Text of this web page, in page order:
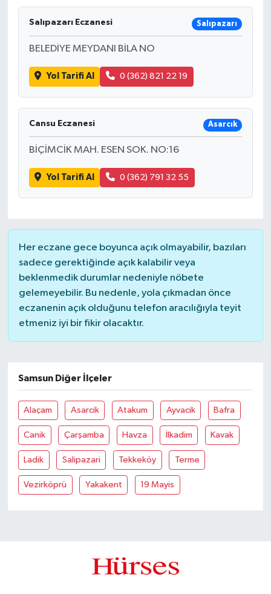
Salıpazarı Eczanesi Salıpazarı
BELEDİYE MEYDANI BİLA NO
Yol Tarifi Al 0 (362) 821 22 19
Cansu Eczanesi Asarcık
BİÇİMCİK MAH. ESEN SOK. NO:16
Yol Tarifi Al 0 (362) 791 32 55
Her eczane gece boyunca açık olmayabilir, bazıları
sadece gerektiğinde açık kalabilir veya
beklenmedik durumlar nedeniyle nöbete
gelemeyebilir. Bu nedenle, yola çıkmadan önce
eczanenin açık olduğunu telefon aracılığıyla teyit
etmeniz iyi bir fikir olacaktır.
Samsun Diğer İlçeler
Alaçam Asarcik Atakum Ayvacik Bafra
Canik Çarşamba Havza İlkadim Kavak
Ladik Salipazari Tekkeköy Terme
Vezirköprü Yakakent 19 Mayis